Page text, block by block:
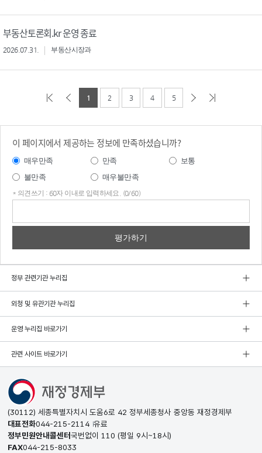
부동산토론회.kr 운영 종료
2026.07.31. 부동산시장과
1 2 3 4 5
이 페이지에서 제공하는 정보에 만족하셨습니까?
매우만족 만족
보통
불만족
매우불만족
* 의견쓰기 : 60자 이내로 입력하세요. (0/60)
정부 관련기관 누리집
외청 및 유관기관 누리집
운영 누리집 바로가기
관련 사이트 바로가기
(30112) 세종특별자치시 도움6로 42 정부세종청사 중앙동 재정경제부
대표전화044-215-2114 유료
정부민원안내콜센터국번없이 110 (평일 9시~18시)
FAX044-215-8033